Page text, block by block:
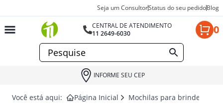
Seja um ConsultorStatus do seu pedidoBlog
CENTRAL DE ATENDIMENTO
11 2649-6030
0
INFORME SEU CEP
Você está aqui: Página Inicial Mochilas para brindes